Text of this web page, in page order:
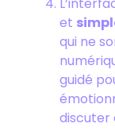
et
qui ne
guidé
discuter